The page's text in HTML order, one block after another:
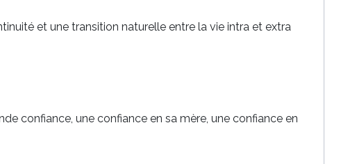
et une transition naturelle entre la vie intra et extra
confiance, une confiance en sa mère, une confiance en